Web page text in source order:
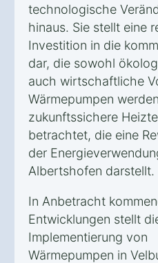
technologische
hinaus. Sie stellt eine
Investition in die
dar, die sowohl
auch wirtschaftliche
Wärmepumpen
zukunftssichere
betrachtet, die eine
der
Albertshofen darstellt.
In Anbetracht
Entwicklungen stellt
Implementierung von
Wärmepumpen in